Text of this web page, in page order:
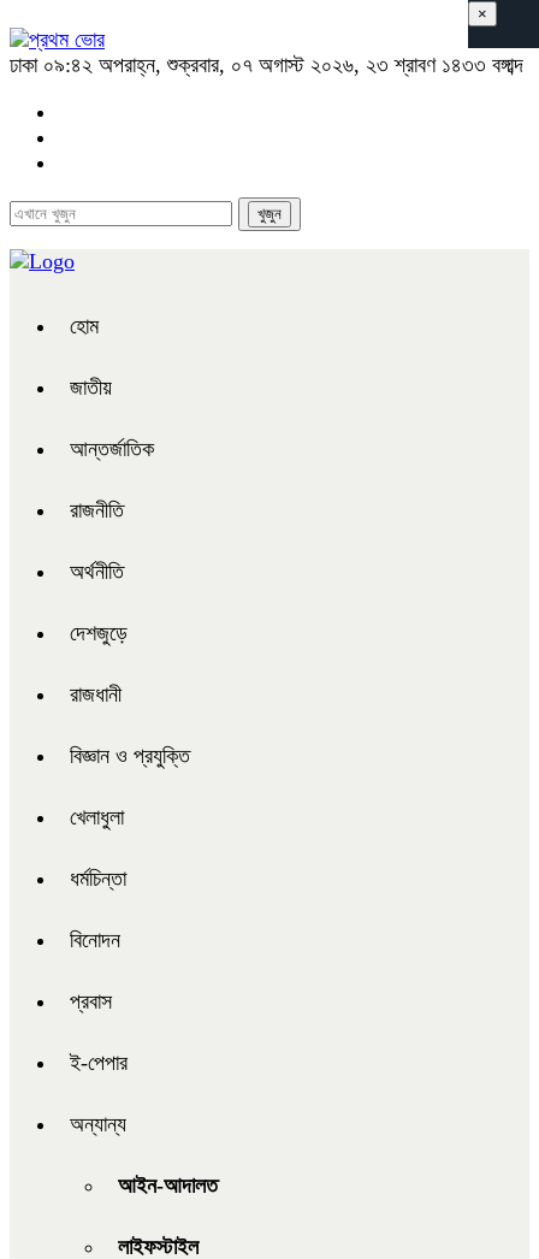
ঢাকা ০৯:৪২ অপরাহ্ন, শুক্রবার, ০৭ অগাস্ট ২০২৬, ২৩ শ্রাবণ ১৪৩৩ বঙ্গাব্দ
হোম
জাতীয়
আন্তর্জাতিক
রাজনীতি
অর্থনীতি
দেশজুড়ে
রাজধানী
বিজ্ঞান ও প্রযুক্তি
খেলাধুলা
ধর্মচিন্তা
বিনোদন
প্রবাস
ই-পেপার
অন্যান্য
আইন-আদালত
লাইফস্টাইল
×